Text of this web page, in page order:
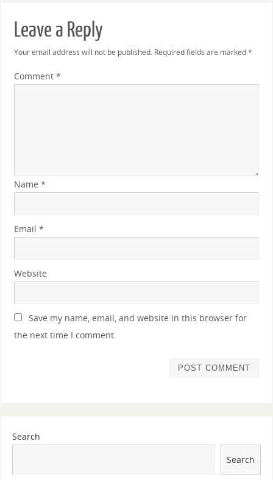
Leave a Reply
Your email address will not be published. Required fields are marked*
Comment *
Name *
Email *
Website
Save my name, email, and website in this browser for
the next time I comment.
Search
Search